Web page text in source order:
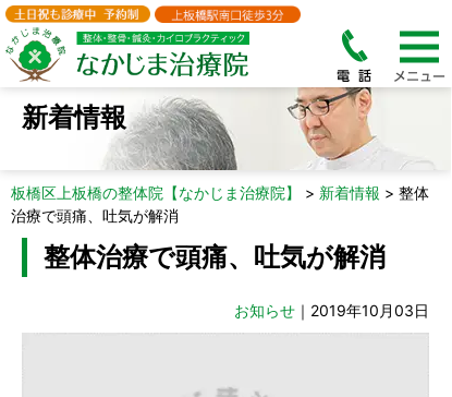
新着情報
板橋区上板橋の整体院【なかじま治療院】 > 新着情報 > 整体
治療で頭痛、吐気が解消
整体治療で頭痛、吐気が解消
お知らせ ｜2019年10月03日